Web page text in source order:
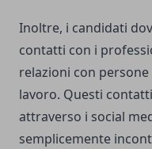
Inoltre, i candidati
contatti con i
relazioni con
lavoro. Questi
attraverso i social
semplicemente